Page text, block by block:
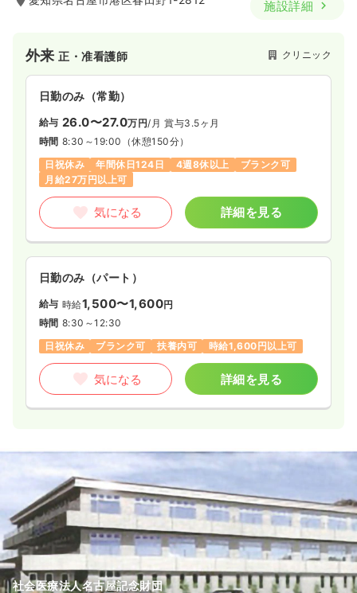
施設詳細
外来正・准看護師 クリニック
日勤のみ（常勤）
給与 26.0〜27.0万円/月 賞与3.5ヶ月
時間 8:30～19:00 （休憩150分）
日祝休み
年間休日124日 4週8休以上
ブランク可
月給27万円以上可
気になる 詳細を見る
日勤のみ（パート）
給与 時給1,500〜1,600円
時間 8:30～12:30
日祝休み
ブランク可 扶養内可 時給1,600円以上可
気になる 詳細を見る
社会医療法人名古屋記念財団